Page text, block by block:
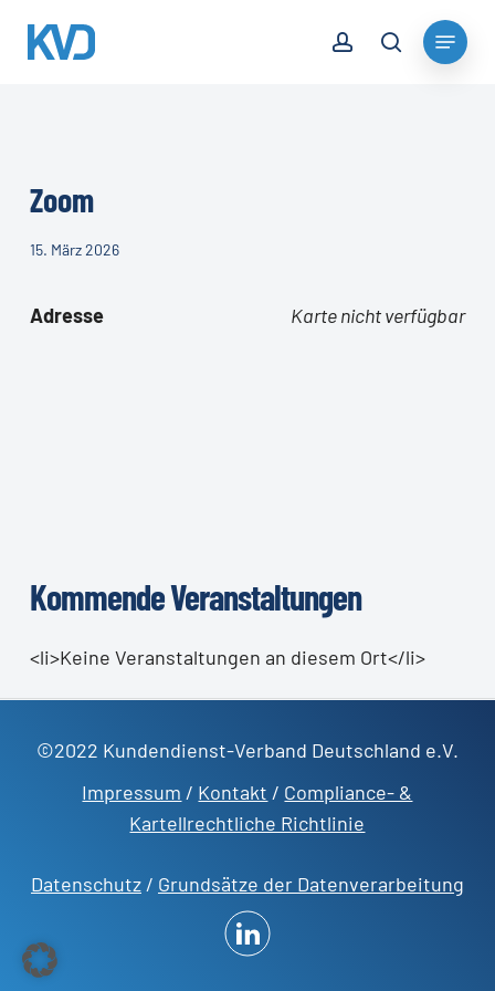
search
Menu
Zoom
15. März 2026
Karte nicht verfügbar
Adresse
Kommende Veranstaltungen
<li>Keine Veranstaltungen an diesem Ort</li>
©2022 Kundendienst-Verband Deutschland e.V.
Impressum / Kontakt / Compliance- &
Kartellrechtliche Richtlinie
Datenschutz/ Grundsätze der Datenverarbeitung
Close